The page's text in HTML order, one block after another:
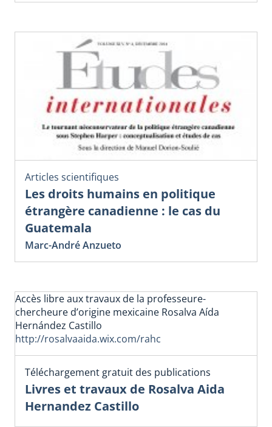
Articles scientifiques
Les droits humains en politique
étrangère canadienne : le cas du
Guatemala
Marc-André Anzueto
Accès libre aux travaux de la professeure-
chercheure d’origine mexicaine Rosalva Aída
Hernández Castillo
http://rosalvaaida.wix.com/rahc
Téléchargement gratuit des publications
Livres et travaux de Rosalva Aida
Hernandez Castillo